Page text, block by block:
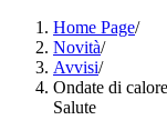
Home Page/
Novità/
Avvisi/
Ondate di
Salute